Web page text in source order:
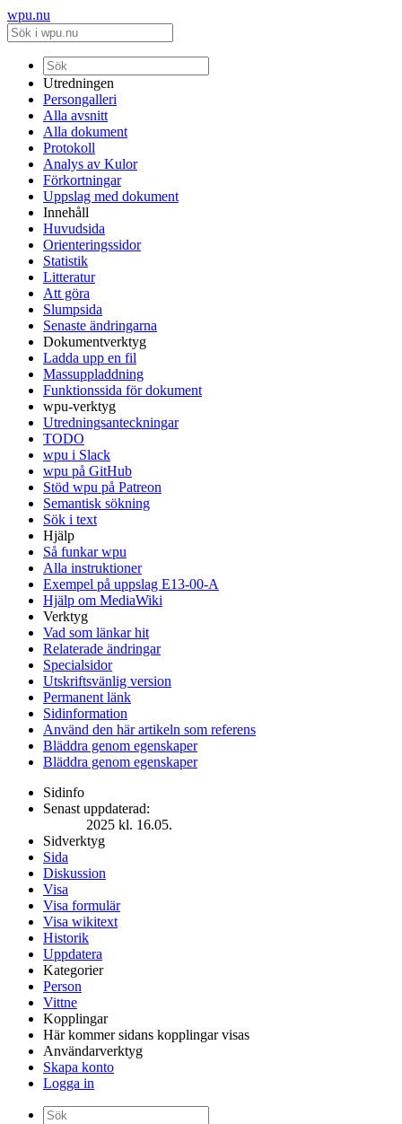
wpu.nu
Utredningen
Persongalleri
Alla avsnitt
Alla dokument
Protokoll
Analys av Kulor
Förkortningar
Uppslag med dokument
Innehåll
Huvudsida
Orienteringssidor
Statistik
Litteratur
Att göra
Slumpsida
Senaste ändringarna
Dokumentverktyg
Ladda upp en fil
Massuppladdning
Funktionssida för dokument
wpu-verktyg
Utredningsanteckningar
TODO
wpu i Slack
wpu på GitHub
Stöd wpu på Patreon
Semantisk sökning
Sök i text
Hjälp
Så funkar wpu
Alla instruktioner
Exempel på uppslag E13-00-A
Hjälp om MediaWiki
Verktyg
Vad som länkar hit
Relaterade ändringar
Specialsidor
Utskriftsvänlig version
Permanent länk
Sidinformation
Använd den här artikeln som referens
Bläddra genom egenskaper
Bläddra genom egenskaper
Sidinfo
Senast uppdaterad:
2025 kl. 16.05.
Sidverktyg
Sida
Diskussion
Visa
Visa formulär
Visa wikitext
Historik
Uppdatera
Kategorier
Person
Vittne
Kopplingar
Här kommer sidans kopplingar visas
Användarverktyg
Skapa konto
Logga in